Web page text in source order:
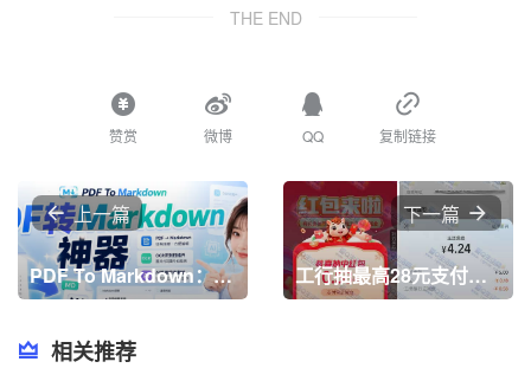
THE END
赞赏 微博 QQ 复制链接
上一篇
PDF To Markdown：免费在线转换MD转换工具，能将各类PDF文档转换为Markdown文本
下一篇
工行抽最高28元支付宝立减金 亲测0.58元秒到
相关推荐